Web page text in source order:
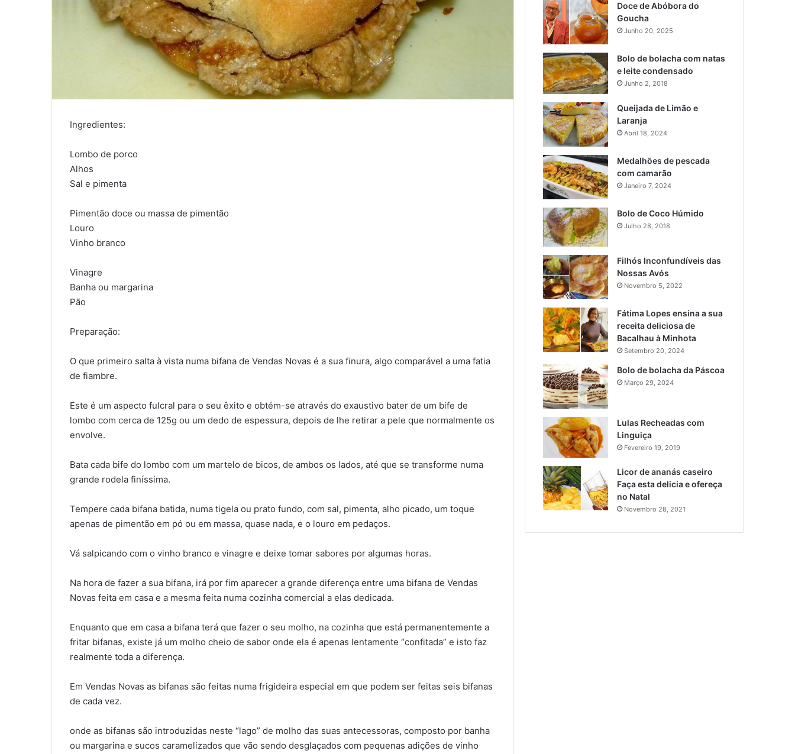
Ingredientes:
Lombo de porco
Alhos
Sal e pimenta
Pimentão doce ou massa de pimentão
Louro
Vinho branco
Vinagre
Banha ou margarina
Pão
Preparação:
O que primeiro salta à vista numa bifana de Vendas Novas é a sua finura, algo comparável a uma fatia
de fiambre.
Este é um aspecto fulcral para o seu êxito e obtém-se através do exaustivo bater de um bife de
lombo com cerca de 125g ou um dedo de espessura, depois de lhe retirar a pele que normalmente os
envolve.
Bata cada bife do lombo com um martelo de bicos, de ambos os lados, até que se transforme numa
grande rodela finíssima.
Tempere cada bifana batida, numa tigela ou prato fundo, com sal, pimenta, alho picado, um toque
apenas de pimentão em pó ou em massa, quase nada, e o louro em pedaços.
Vá salpicando com o vinho branco e vinagre e deixe tomar sabores por algumas horas.
Na hora de fazer a sua bifana, irá por fim aparecer a grande diferença entre uma bifana de Vendas
Novas feita em casa e a mesma feita numa cozinha comercial a elas dedicada.
Enquanto que em casa a bifana terá que fazer o seu molho, na cozinha que está permanentemente a
fritar bifanas, existe já um molho cheio de sabor onde ela é apenas lentamente “confitada” e isto faz
realmente toda a diferença.
Em Vendas Novas as bifanas são feitas numa frigideira especial em que podem ser feitas seis bifanas
de cada vez.
onde as bifanas são introduzidas neste “lago” de molho das suas antecessoras, composto por banha
ou margarina e sucos caramelizados que vão sendo desglaçados com pequenas adições de vinho
Doce de Abóbora do
Goucha
Junho 20, 2025
Bolo de bolacha com natas
e leite condensado
Junho 2, 2018
Queijada de Limão e
Laranja
Abril 18, 2024
Medalhões de pescada
com camarão
Janeiro 7, 2024
Bolo de Coco Húmido
Julho 28, 2018
Filhós Inconfundíveis das
Nossas Avós
Novembro 5, 2022
Fátima Lopes ensina a sua
receita deliciosa de
Bacalhau à Minhota
Setembro 20, 2024
Bolo de bolacha da Páscoa
Março 29, 2024
Lulas Recheadas com
Linguiça
Fevereiro 19, 2019
Licor de ananás caseiro
Faça esta delicia e ofereça
no Natal
Novembro 28, 2021